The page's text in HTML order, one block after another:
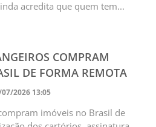
acredita que quem tem...
COMPRAM
DE FORMA REMOTA
2026 13:05
imóveis no Brasil de